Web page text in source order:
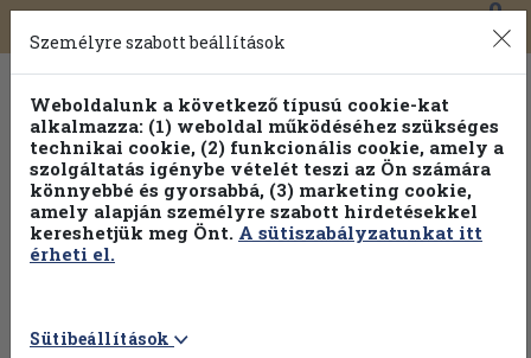
Toggle
navigation
0
Válogasson több mint 30 000 kötet közül
Hobbi témakörökben20% kedvezménnyel!
Személyre szabott beállítások
Weboldalunk a következő típusú cookie-kat
alkalmazza: (1) weboldal működéséhez szükséges
technikai cookie, (2) funkcionális cookie, amely a
szolgáltatás igénybe vételét teszi az Ön számára
könnyebbé és gyorsabbá, (3) marketing cookie,
amely alapján személyre szabott hirdetésekkel
kereshetjük meg Önt. A sütiszabályzatunkat itt
érheti el.
Sütibeállítások